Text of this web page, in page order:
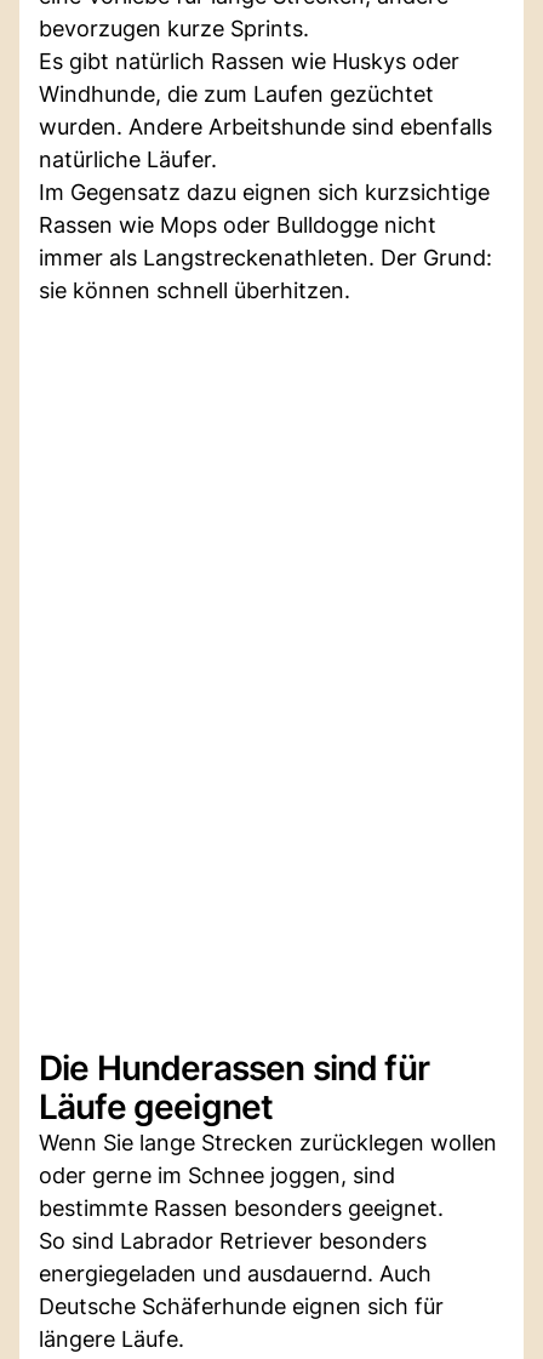
bevorzugen kurze Sprints.
Es gibt natürlich Rassen wie Huskys oder
Windhunde, die zum Laufen gezüchtet
wurden. Andere Arbeitshunde sind ebenfalls
natürliche Läufer.
Im Gegensatz dazu eignen sich kurzsichtige
Rassen wie Mops oder Bulldogge nicht
immer als Langstreckenathleten. Der Grund:
sie können schnell überhitzen.
Die Hunderassen sind für
Läufe geeignet
Wenn Sie lange Strecken zurücklegen wollen
oder gerne im Schnee joggen, sind
bestimmte Rassen besonders geeignet.
So sind Labrador Retriever besonders
energiegeladen und ausdauernd. Auch
Deutsche Schäferhunde eignen sich für
längere Läufe.